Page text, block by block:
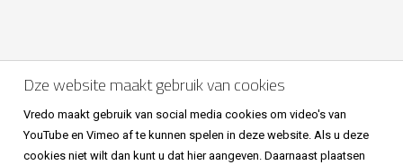
Volg ons ook op
Dze website maakt gebruik van cookies
Vredo maakt gebruik van social media cookies om video's van
YouTube en Vimeo af te kunnen spelen in deze website. Als u deze
cookies niet wilt dan kunt u dat hier aangeven. Daarnaast plaatsen